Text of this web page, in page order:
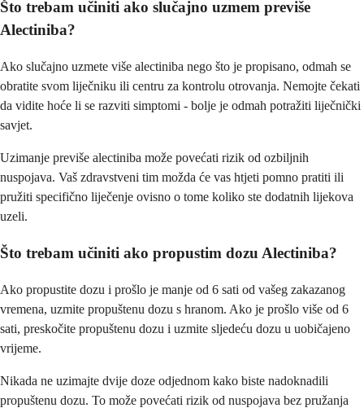
Što trebam učiniti ako slučajno uzmem previše
Alectiniba?
Ako slučajno uzmete više alectiniba nego što je propisano, odmah se
obratite svom liječniku ili centru za kontrolu otrovanja. Nemojte čekati
da vidite hoće li se razviti simptomi - bolje je odmah potražiti liječnički
savjet.
Uzimanje previše alectiniba može povećati rizik od ozbiljnih
nuspojava. Vaš zdravstveni tim možda će vas htjeti pomno pratiti ili
pružiti specifično liječenje ovisno o tome koliko ste dodatnih lijekova
uzeli.
Što trebam učiniti ako propustim dozu Alectiniba?
Ako propustite dozu i prošlo je manje od 6 sati od vašeg zakazanog
vremena, uzmite propuštenu dozu s hranom. Ako je prošlo više od 6
sati, preskočite propuštenu dozu i uzmite sljedeću dozu u uobičajeno
vrijeme.
Nikada ne uzimajte dvije doze odjednom kako biste nadoknadili
propuštenu dozu. To može povećati rizik od nuspojava bez pružanja